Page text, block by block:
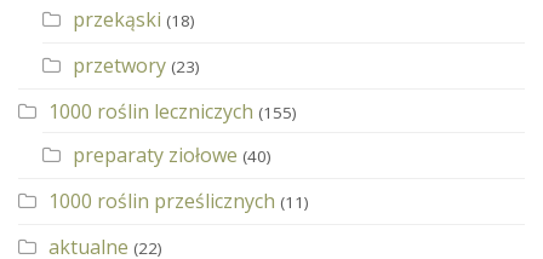
przekąski (18)
przetwory (23)
1000 roślin leczniczych (155)
preparaty ziołowe (40)
1000 roślin prześlicznych (11)
aktualne (22)